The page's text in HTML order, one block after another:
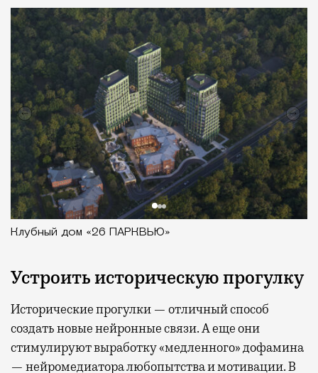
Клубный дом «26 ПАРКВЬЮ»
Устроить историческую прогулку
Исторические прогулки — отличный способ
создать новые нейронные связи. А еще они
стимулируют выработку «медленного» дофамина
— нейромедиатора любопытства и мотивации. В